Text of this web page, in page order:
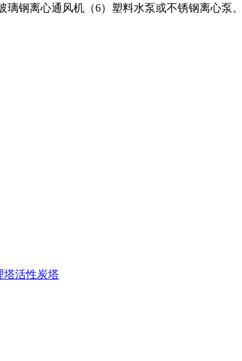
钢离心通风机（6）塑料水泵或不锈钢离心
塔活性炭塔